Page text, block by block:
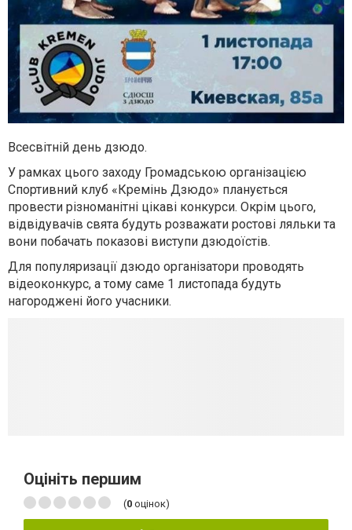
Всесвітній день дзюдо.
У рамках цього заходу Громадською організацією
Спортивний клуб «Кремінь Дзюдо» планується
провести різноманітні цікаві конкурси. Окрім цього,
відвідувачів свята будуть розважати ростові ляльки та
вони побачать показові виступи дзюдоїстів.
Для популяризації дзюдо організатори проводять
відеоконкурс, а тому саме 1 листопада будуть
нагороджені його учасники.
Оцініть першим
(0 оцінок)